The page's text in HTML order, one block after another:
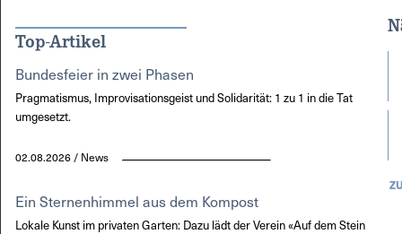
Top-Artikel
Bundesfeier in zwei Phasen
Pragmatismus, Improvisationsgeist und Solidarität: 1 zu 1 in die Tat
umgesetzt.
02.08.2026 / News
Ein Sternenhimmel aus dem Kompost
Lokale Kunst im privaten Garten: Dazu lädt der Verein «Auf dem Stein